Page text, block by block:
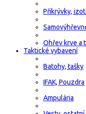
Přikrývky,
Ohřev krve a
Taktické vybavení
Batohy, tašky
IFAK, Pouzdra
Ampulária